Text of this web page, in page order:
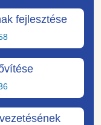
fejlesztése